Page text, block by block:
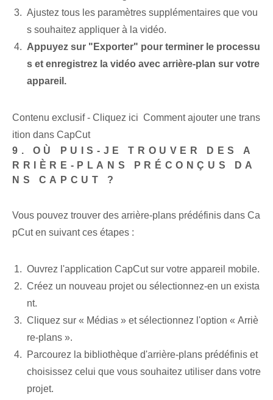
Ajustez tous les paramètres supplémentaires que vou
s souhaitez appliquer à la vidéo.
Appuyez sur "Exporter" pour terminer le processu
s et enregistrez la vidéo avec arrière-plan sur votre
appareil.
Contenu exclusif - Cliquez ici Comment ajouter une trans
ition dans CapCut
9. OÙ PUIS-JE TROUVER DES A
RRIÈRE-PLANS PRÉCONÇUS DA
NS CAPCUT ?
Vous pouvez trouver des arrière-plans prédéfinis dans Ca
pCut en suivant ces étapes :
Ouvrez l'application CapCut sur votre appareil mobile.
Créez un nouveau projet ou sélectionnez-en un exista
nt.
Cliquez sur « Médias » et sélectionnez l'option « Arriè
re-plans ».
Parcourez la bibliothèque d'arrière-plans prédéfinis et
choisissez celui que vous souhaitez utiliser dans votre
projet.